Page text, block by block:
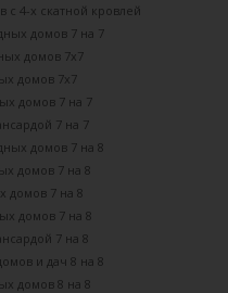
4-х скатной кровлей
домов 7 на 7
домов 7х7
домов 7х7
домов 7 на 7
7 на 7
домов 7 на 8
домов 7 на 8
домов 7 на 8
домов 7 на 8
7 на 8
и дач 8 на 8
домов 8 на 8